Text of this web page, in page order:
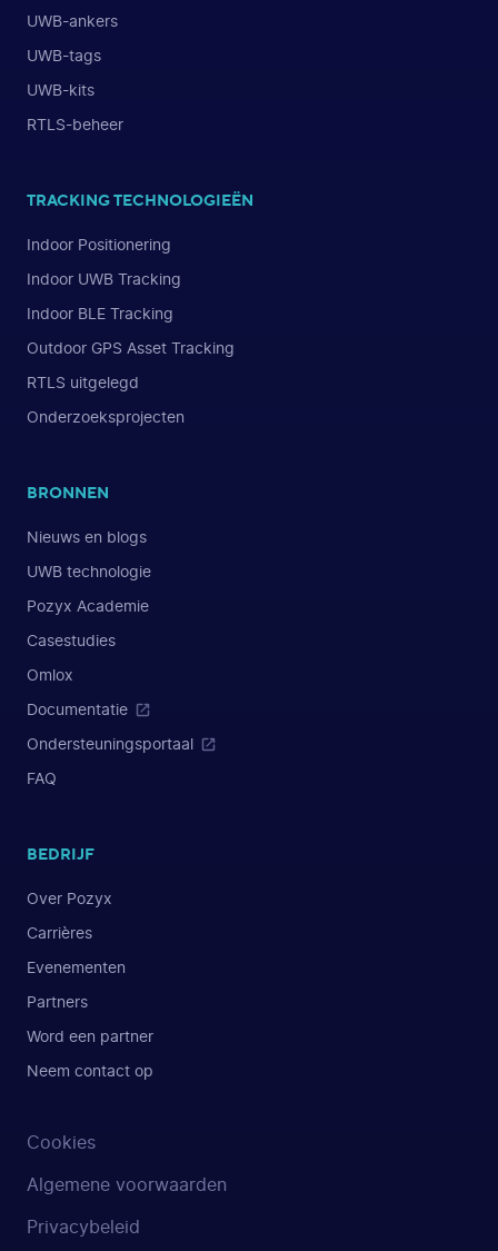
UWB-ankers
UWB-tags
UWB-kits
RTLS-beheer
TRACKING TECHNOLOGIEËN
Indoor Positionering
Indoor UWB Tracking
Indoor BLE Tracking
Outdoor GPS Asset Tracking
RTLS uitgelegd
Onderzoeksprojecten
BRONNEN
Nieuws en blogs
UWB technologie
Pozyx Academie
Casestudies
Omlox
Documentatie
Ondersteuningsportaal
FAQ
BEDRIJF
Over Pozyx
Carrières
Evenementen
Partners
Word een partner
Neem contact op
Cookies
Algemene voorwaarden
Privacybeleid